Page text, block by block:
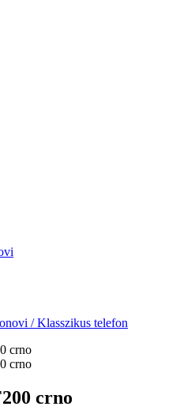
/Klasszikus telefon
crno